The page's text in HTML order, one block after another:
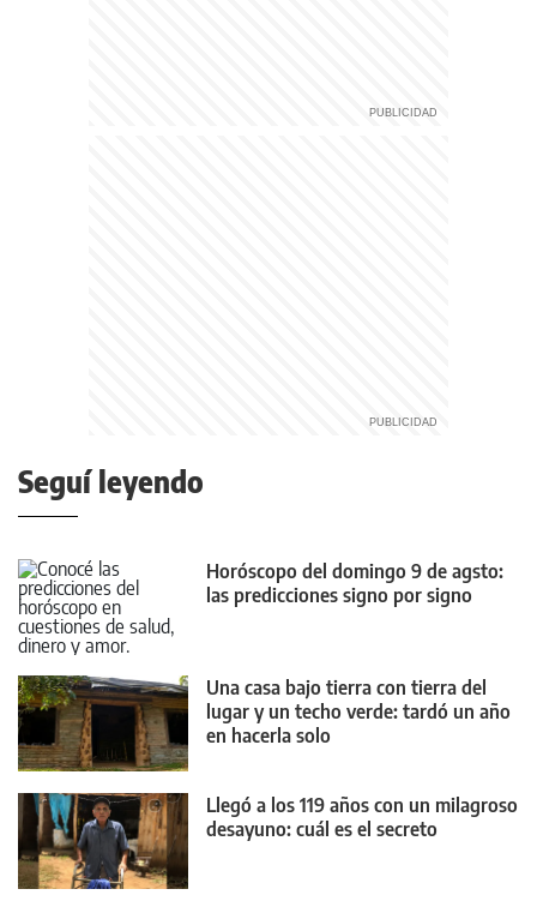
Seguí leyendo
Horóscopo del domingo 9 de agsto:
las predicciones signo por signo
Una casa bajo tierra con tierra del
lugar y un techo verde: tardó un año
en hacerla solo
Llegó a los 119 años con un milagroso
desayuno: cuál es el secreto